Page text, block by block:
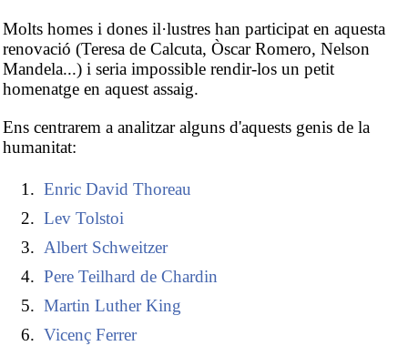
Molts homes i dones il·lustres han participat en aquesta
renovació (Teresa de Calcuta, Òscar Romero, Nelson
Mandela...) i seria impossible rendir-los un petit
homenatge en aquest assaig.
Ens centrarem a analitzar alguns d'aquests genis de la
humanitat:
Enric David Thoreau
Lev Tolstoi
Albert Schweitzer
Pere Teilhard de Chardin
Martin Luther King
Vicenç Ferrer